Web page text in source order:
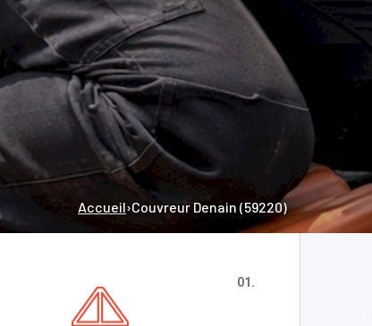
Accueil›Couvreur Denain (59220)
01.